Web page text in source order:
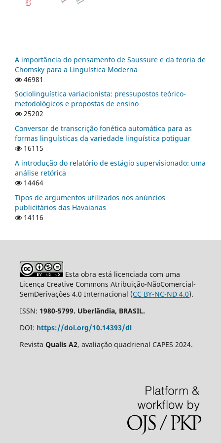
A importância do pensamento de Saussure e da teoria de
Chomsky para a Linguística Moderna
46981
Sociolinguística variacionista: pressupostos teórico-
metodológicos e propostas de ensino
25202
Conversor de transcrição fonética automática para as
formas linguísticas da variedade linguística potiguar
16115
A introdução do relatório de estágio supervisionado: uma
análise retórica
14464
Tipos de argumentos utilizados nos anúncios
publicitários das Havaianas
14116
Esta obra está licenciada com uma
Licença Creative Commons Atribuição-NãoComercial-
SemDerivações 4.0 Internacional (CC BY-NC-ND 4.0).
ISSN: 1980-5799. Uberlândia, BRASIL.
DOI: https://doi.org/10.14393/dl
Revista Qualis A2, avaliação quadrienal CAPES 2024.